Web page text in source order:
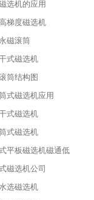
选机的应用
梯度磁选机
磁滚筒
式磁选机
筒结构图
式磁选机应用
式磁选机
式磁选机
平板磁选机磁通低
磁选机公司
选磁选机